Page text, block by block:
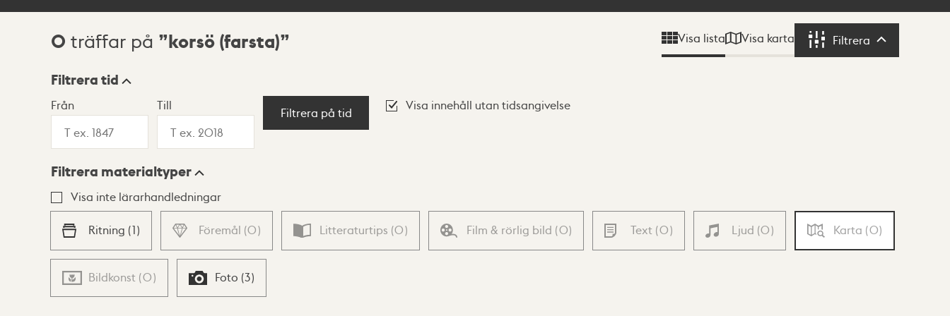
Sökresultat
0 träffar på korsö (farsta) Visa lista Visa karta Filtrera Filtrera
Visningsläge
Lista Karta
Filtrera tid
Från Till
Filtrera på tid
Visa innehåll utan tidsangivelse
Filtrera materialtyper
Visa inte lärarhandledningar
Ritning (1) Föremål (0) Litteraturtips (0) Film & rörlig bild (0) Text (0) Ljud (0) Karta (0)
Bildkonst (0) Foto (3)